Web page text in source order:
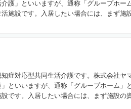
護」といいますが、通称「グループホー
施設です。入居したい場合には、まず施
症対応型共同生活介護です。株式会社ヤ
といいますが、通称「グループホーム」
です。入居したい場合には、まず施設の